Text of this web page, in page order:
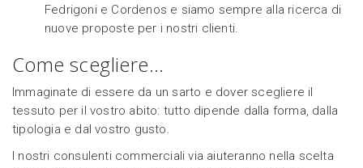
Fedrigoni e Cordenos e siamo sempre alla ricerca di
nuove proposte per i nostri clienti.
Come scegliere...
Immaginate di essere da un sarto e dover scegliere il
tessuto per il vostro abito: tutto dipende dalla forma, dalla
tipologia e dal vostro gusto.
I nostri consulenti commerciali via aiuteranno nella scelta